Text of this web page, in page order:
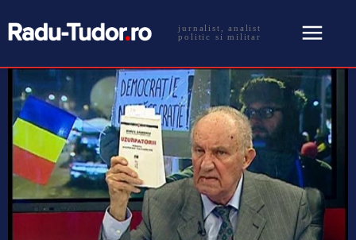
jurnalist, analist
politic si militar